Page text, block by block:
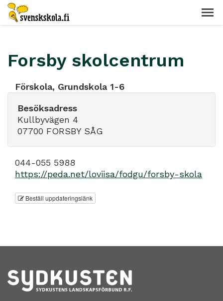
Forsby skolcentrum
Förskola, Grundskola 1-6
Besöksadress
Kullbyvägen 4
07700 FORSBY SÅG
044-055 5988
https://peda.net/loviisa/fodgu/forsby-skola
Beställ uppdateringslänk